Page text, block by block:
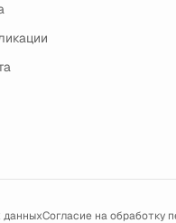
данныхСогласие на обработку